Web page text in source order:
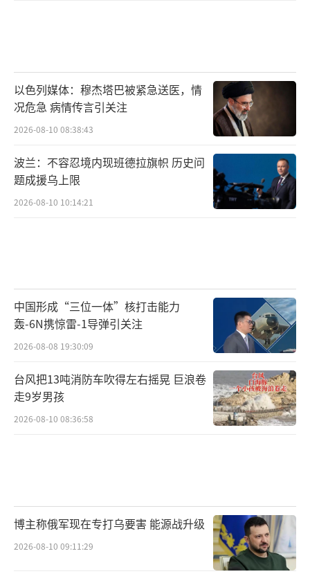
以色列媒体：穆杰塔巴被紧急送医，情
况危急 病情传言引关注
2026-08-10 08:38:43
波兰：不容忍境内现班德拉旗帜 历史问
题成援乌上限
2026-08-10 10:14:21
中国形成“三位一体”核打击能力
轰-6N携惊雷-1导弹引关注
2026-08-08 19:30:09
台风把13吨消防车吹得左右摇晃 巨浪卷
走9岁男孩
2026-08-10 08:36:58
博主称俄军现在专打乌要害 能源战升级
2026-08-10 09:11:29